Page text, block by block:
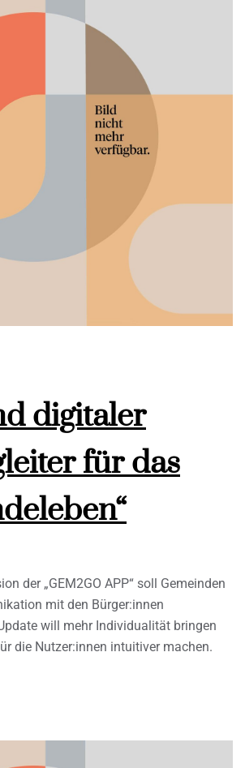
digitaler
für das
der „GEM2GO APP“ soll Gemeinden
mit den Bürger:innen
will mehr Individualität bringen
die Nutzer:innen intuitiver machen.